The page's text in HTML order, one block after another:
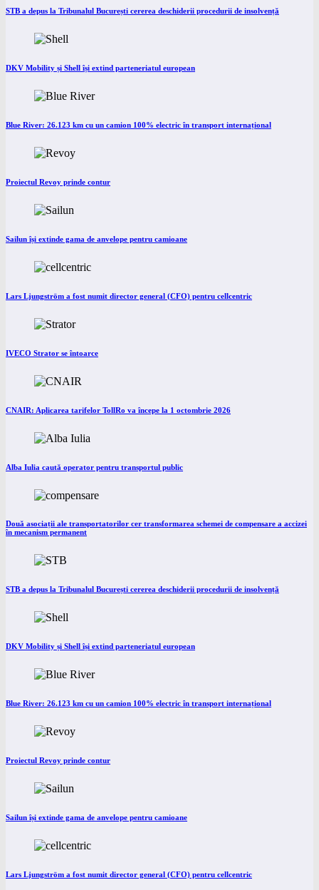
STB a depus la Tribunalul București cererea deschiderii procedurii de insolvență
DKV Mobility și Shell își extind parteneriatul european
Blue River: 26.123 km cu un camion 100% electric în transport internațional
Proiectul Revoy prinde contur
Sailun își extinde gama de anvelope pentru camioane
Lars Ljungström a fost numit director general (CFO) pentru cellcentric
IVECO Strator se întoarce
CNAIR: Aplicarea tarifelor TollRo va începe la 1 octombrie 2026
Alba Iulia caută operator pentru transportul public
Două asociații ale transportatorilor cer transformarea schemei de compensare a accizei
în mecanism permanent
STB a depus la Tribunalul București cererea deschiderii procedurii de insolvență
DKV Mobility și Shell își extind parteneriatul european
Blue River: 26.123 km cu un camion 100% electric în transport internațional
Proiectul Revoy prinde contur
Sailun își extinde gama de anvelope pentru camioane
Lars Ljungström a fost numit director general (CFO) pentru cellcentric